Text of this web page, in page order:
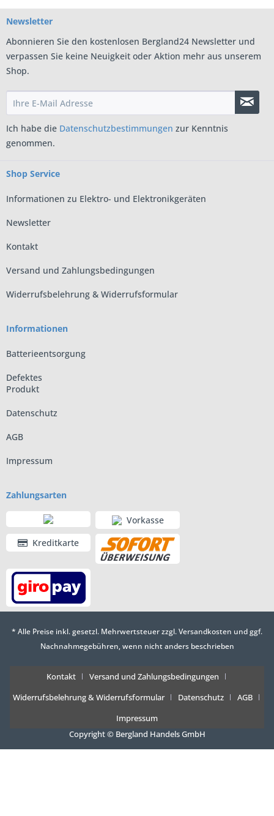
Newsletter
Abonnieren Sie den kostenlosen Bergland24 Newsletter und
verpassen Sie keine Neuigkeit oder Aktion mehr aus unserem
Shop.
Ich habe die Datenschutzbestimmungen zur Kenntnis
genommen.
Shop Service
Informationen zu Elektro- und Elektronikgeräten
Newsletter
Kontakt
Versand und Zahlungsbedingungen
Widerrufsbelehrung & Widerrufsformular
Informationen
Batterieentsorgung
Defektes
Produkt
Datenschutz
AGB
Impressum
Zahlungsarten
Vorkasse
Kreditkarte
* Alle Preise inkl. gesetzl. Mehrwertsteuer zzgl.Versandkosten und ggf.
Nachnahmegebühren, wenn nicht anders beschrieben
Kontakt
Versand und Zahlungsbedingungen
Widerrufsbelehrung & Widerrufsformular
Datenschutz
AGB
Impressum
Copyright © Bergland Handels GmbH